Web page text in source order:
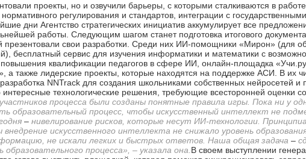
проекты, но и озвучили барьеры, с которыми сталкиваются в
регулирования и стандартов, интеграции с
дни Агентство стратегических инициатив аккумулирует все
работы. Следующим шагом станет подготовка итогового
презентовали свои разработки. Среди них ИИ-помощники «Мирон» (для
бесплатный сервис для изучения информатики и математики с
повышения квалификации педагогов в сфере ИИ, онлайн-площадка
а также лидерские проекты, которые находятся на поддержке АСИ. В их
NNTrack для создания школьниками собственных нейросетей и
технологические решения, требующие всесторонней оценки
процесса были созданы понятные правила игры. Пока ни у
образовательный процесс, чтобы искусственный интеллект не
– нивелирование рисков, которые несут ИИ-технологии.
внедрение искусственного интеллекта не снижало уровень
не искали легких и быстрых ответов. Наша общая задача –
процесса», – указала она. В своем выступлении